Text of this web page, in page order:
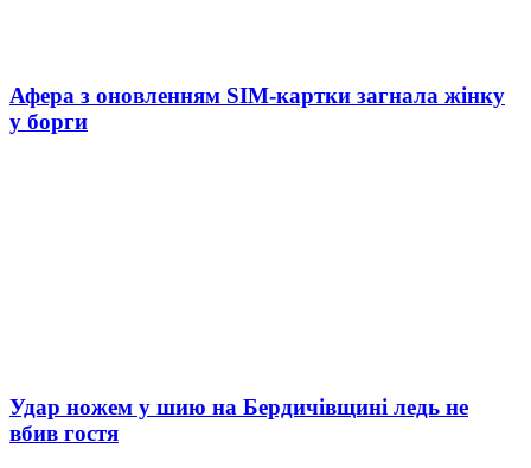
Афера з оновленням SIM-картки загнала жінку
у борги
Удар ножем у шию на Бердичівщині ледь не
вбив гостя